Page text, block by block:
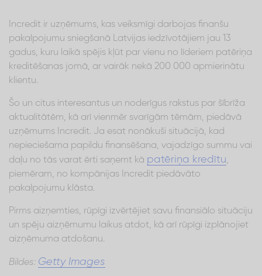
Incredit ir uzņēmums, kas veiksmīgi darbojas finanšu
pakalpojumu sniegšanā Latvijas iedzīvotājiem jau 13
gadus, kuru laikā spējis kļūt par vienu no līderiem patēriņa
kreditēšanas jomā, ar vairāk nekā 200 000 apmierinātu
klientu.
Šo un citus interesantus un noderīgus rakstus par šībrīža
aktualitātēm, kā arī vienmēr svarīgām tēmām, piedāvā
uzņēmums Incredit. Ja esat nonākuši situācijā, kad
nepieciešama papildu finansēšana, vajadzīgo summu vai
daļu no tās varat ērti saņemt kā patēriņa kredītu,
piemēram, no kompānijas Incredit piedāvāto
pakalpojumu klāsta.
Pirms aizņemties, rūpīgi izvērtējiet savu finansiālo situāciju
un spēju aizņēmumu laikus atdot, kā arī rūpīgi izplānojiet
aizņēmuma atdošanu.
Bildes: Getty Images